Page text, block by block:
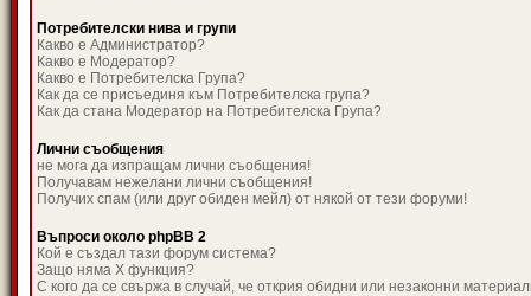
Потребителски нива и групи
Какво е Администратор?
Какво е Модератор?
Какво е Потребителска Група?
Как да се присъединя към Потребителска група?
Как да стана Модератор на Потребителска Група?
Лични съобщения
не мога да изпращам лични съобщения!
Получавам нежелани лични съобщения!
Получих спам (или друг обиден мейл) от някой от тези форуми!
Въпроси около phpBB 2
Кой е създал тази форум система?
Защо няма X функция?
С кого да се свържа в случай, че открия обидни или незаконни